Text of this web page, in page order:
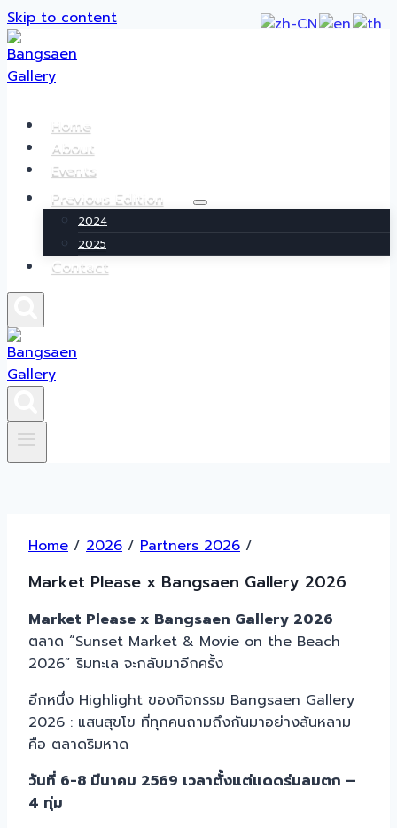
Skip to content
Home
About
Events
Previous Edition
2024
2025
Contact
Home / 2026 / Partners 2026 /
Market Please x Bangsaen Gallery 2026
Market Please x Bangsaen Gallery 2026
ตลาด “Sunset Market & Movie on the Beach
2026” ริมทะเล จะกลับมาอีกครั้ง
อีกหนึ่ง Highlight ของกิจกรรม Bangsaen Gallery
2026 : แสนสุขโข ที่ทุกคนถามถึงกันมาอย่างล้นหลาม
คือ ตลาดริมหาด
วันที่ 6-8 มีนาคม 2569 เวลาตั้งแต่แดดร่มลมตก –
4 ทุ่ม